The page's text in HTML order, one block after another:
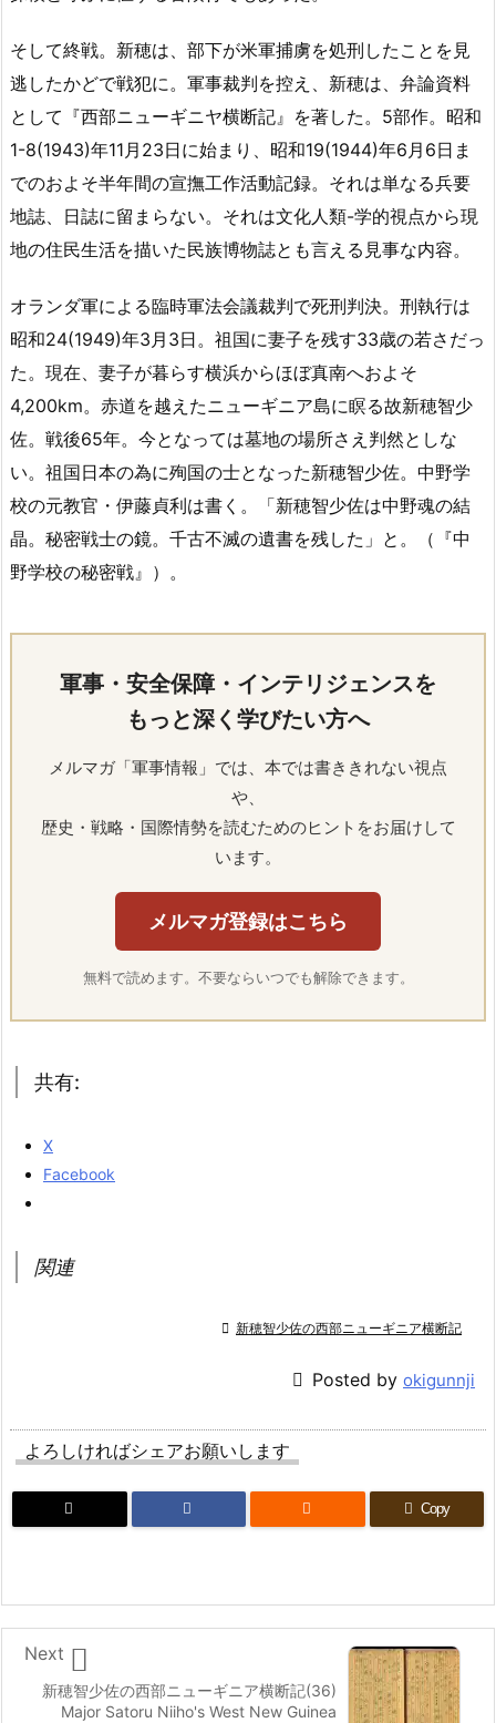
そして終戦。新穂は、部下が米軍捕虜を処刑したことを見
逃したかどで戦犯に。軍事裁判を控え、新穂は、弁論資料
として『西部ニューギニヤ横断記』を著した。5部作。昭和
1-8(1943)年11月23日に始まり、昭和19(1944)年6月6日ま
でのおよそ半年間の宣撫工作活動記録。それは単なる兵要
地誌、日誌に留まらない。それは文化人類-学的視点から現
地の住民生活を描いた民族博物誌とも言える見事な内容。
オランダ軍による臨時軍法会議裁判で死刑判決。刑執行は
昭和24(1949)年3月3日。祖国に妻子を残す33歳の若さだっ
た。現在、妻子が暮らす横浜からほぼ真南へおよそ
4,200km。赤道を越えたニューギニア島に瞑る故新穂智少
佐。戦後65年。今となっては墓地の場所さえ判然としな
い。祖国日本の為に殉国の士となった新穂智少佐。中野学
校の元教官・伊藤貞利は書く。「新穂智少佐は中野魂の結
晶。秘密戦士の鏡。千古不滅の遺書を残した」と。（『中
野学校の秘密戦』）。
軍事・安全保障・インテリジェンスを
もっと深く学びたい方へ
メルマガ「軍事情報」では、本では書ききれない視点
や、
歴史・戦略・国際情勢を読むためのヒントをお届けして
います。
メルマガ登録はこちら
無料で読めます。不要ならいつでも解除できます。
共有:
X
Facebook
関連
 新穂智少佐の西部ニューギニア横断記
 Posted by okigunnji
よろしければシェアお願いします
 Copy
新穂智少佐の西部ニューギニア横断記(36)
Major Satoru Niiho's West New Guinea

Next